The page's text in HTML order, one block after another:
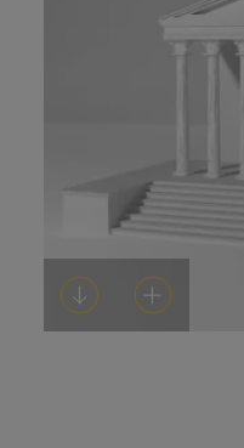
DescargarAñadir al carrito